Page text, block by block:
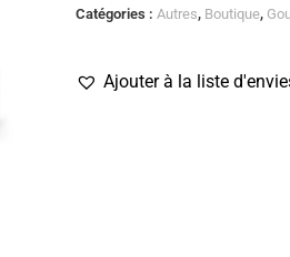
Catégories : Autres, Boutique,
Ajouter à la liste